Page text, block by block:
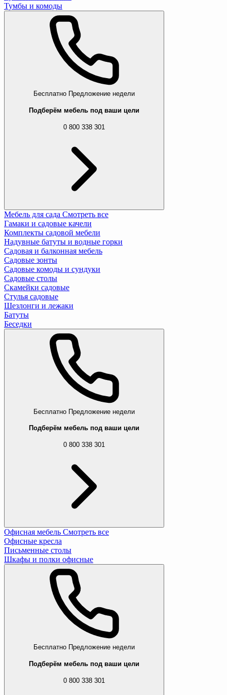
Тумбы и комоды
Бесплатно Предложение недели
Подберём мебель под ваши цели
0 800 338 301
Мебель для сада Смотреть все
Гамаки и садовые качели
Комплекты садовой мебели
Надувные батуты и водные горки
Садовая и балконная мебель
Садовые зонты
Садовые комоды и сундуки
Садовые столы
Скамейки садовые
Стулья садовые
Шезлонги и лежаки
Батуты
Беседки
Бесплатно Предложение недели
Подберём мебель под ваши цели
0 800 338 301
Офисная мебель Смотреть все
Офисные кресла
Письменные столы
Шкафы и полки офисные
Бесплатно Предложение недели
Подберём мебель под ваши цели
0 800 338 301